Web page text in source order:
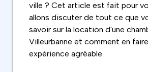
ville ? Cet article est fait pour
allons discuter de tout ce que
savoir sur la location d'une
Villeurbanne et comment en
expérience agréable.